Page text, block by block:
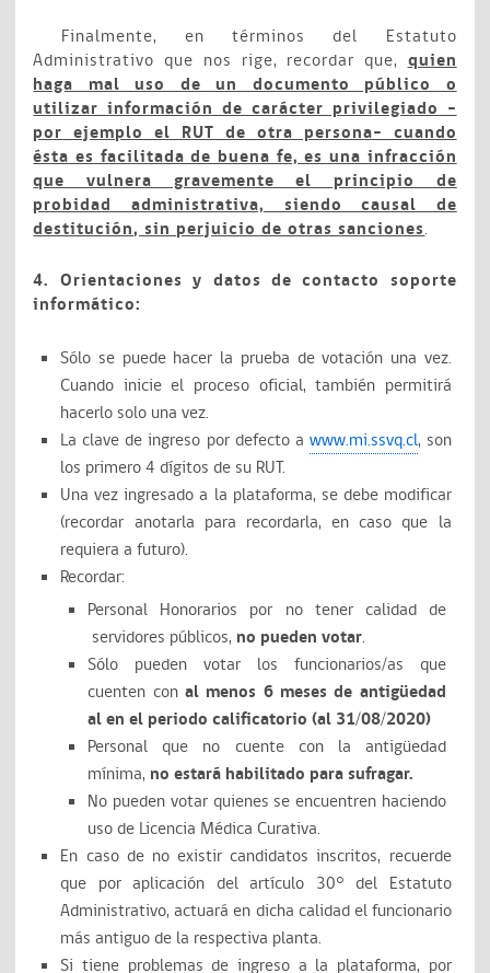
Finalmente, en términos del Estatuto
Administrativo que nos rige, recordar que,quien
haga mal uso de un documento público o
utilizar información de carácter privilegiado –
por ejemplo el RUT de otra persona- cuando
ésta es facilitada de buena fe, es una infracción
que vulnera gravemente el principio de
probidad administrativa, siendo causal de
destitución, sin perjuicio de otras sanciones.
4. Orientaciones y datos de contacto soporte
informático:
Sólo se puede hacer la prueba de votación una vez.
Cuando inicie el proceso oficial, también permitirá
hacerlo solo una vez.
La clave de ingreso por defecto a www.mi.ssvq.cl, son
los primero 4 dígitos de su RUT.
Una vez ingresado a la plataforma, se debe modificar
(recordar anotarla para recordarla, en caso que la
requiera a futuro).
Recordar:
Personal Honorarios por no tener calidad de
servidores públicos, no pueden votar.
Sólo pueden votar los funcionarios/as que
cuenten conal menos 6 meses de antigüedad
al en el periodo calificatorio (al 31/08/2020)
Personal que no cuente con la antigüedad
mínima, no estará habilitado para sufragar.
No pueden votar quienes se encuentren haciendo
uso de Licencia Médica Curativa.
En caso de no existir candidatos inscritos, recuerde
que por aplicación del artículo 30° del Estatuto
Administrativo, actuará en dicha calidad el funcionario
más antiguo de la respectiva planta.
Si tiene problemas de ingreso a la plataforma, por